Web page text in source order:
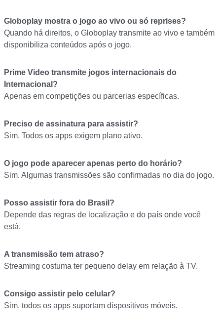
Globoplay mostra o jogo ao vivo ou só reprises?
Quando há direitos, o Globoplay transmite ao vivo e também
disponibiliza conteúdos após o jogo.
Prime Video transmite jogos internacionais do
Internacional?
Apenas em competições ou parcerias específicas.
Preciso de assinatura para assistir?
Sim. Todos os apps exigem plano ativo.
O jogo pode aparecer apenas perto do horário?
Sim. Algumas transmissões são confirmadas no dia do jogo.
Posso assistir fora do Brasil?
Depende das regras de localização e do país onde você
está.
A transmissão tem atraso?
Streaming costuma ter pequeno delay em relação à TV.
Consigo assistir pelo celular?
Sim, todos os apps suportam dispositivos móveis.